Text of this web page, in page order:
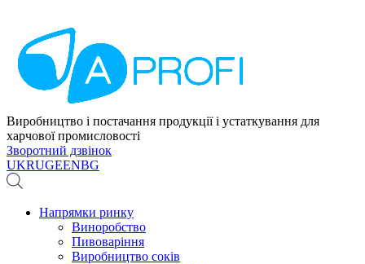
Виробництво і постачання продукції і устаткування для
харчової промисловості
Зворотний дзвінок
UKRUGEENBG
Напрямки ринку
Виноробство
Пивоваріння
Виробництво соків